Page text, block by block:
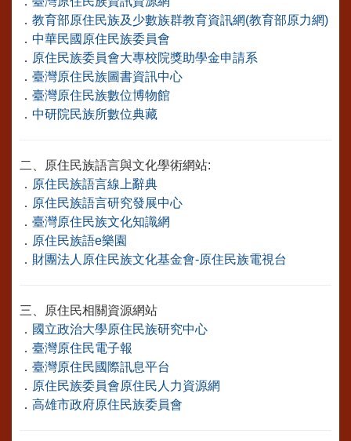
． 教育部原住民族及少數族群教育資訊網(教育部原力網)
． 中華民國原住民族委員會
． 原住民族委員會大專校院獎助學金申請系
． 臺灣原住民族圖書資訊中心
． 臺灣原住民族數位博物館
． 中研院民族所數位典藏
二、原住民族語言與文化學術網站:
． 原住民族語言線上辭典
． 原住民族語言研究發展中心
． 臺灣原住民族文化知識網
． 原住民族語e樂園
． 財團法人原住民族文化基金會-原住民族電視台
三、原住民相關資源網站
． 國立政治大學原住民族研究中心
． 臺灣原住民電子報
． 臺灣原住民國際訊息平台
． 原住民族委員會原住民人力資源網
． 高雄市政府原住民族委員會